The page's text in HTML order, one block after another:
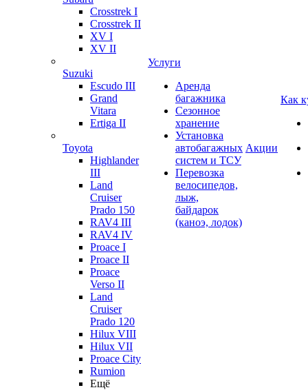
Crosstrek I
Crosstrek II
XV I
XV II
Suzuki
Escudo III
Grand
Vitara
Ertiga II
Toyota
Highlander
III
Land
Cruiser
Prado 150
RAV4 III
RAV4 IV
Proace I
Proace II
Proace
Verso II
Land
Cruiser
Prado 120
Hilux VIII
Hilux VII
Proace City
Rumion
Ещё
Услуги
Аренда
багажника
Сезонное
хранение
Установка
автобагажных
систем и ТСУ
Перевозка
велосипедов,
лыж,
байдарок
(каноэ, лодок)
Акции
Как